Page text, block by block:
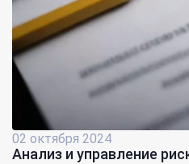
02 октября 2024
Анализ и управление